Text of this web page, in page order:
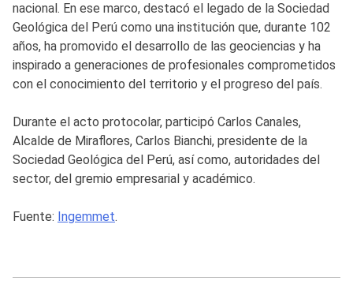
nacional. En ese marco, destacó el legado de la Sociedad
Geológica del Perú como una institución que, durante 102
años, ha promovido el desarrollo de las geociencias y ha
inspirado a generaciones de profesionales comprometidos
con el conocimiento del territorio y el progreso del país.
Durante el acto protocolar, participó Carlos Canales,
Alcalde de Miraflores, Carlos Bianchi, presidente de la
Sociedad Geológica del Perú, así como, autoridades del
sector, del gremio empresarial y académico.
Fuente: Ingemmet.